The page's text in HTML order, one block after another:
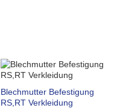
Blechmutter Befestigung
RS,RT Verkleidung